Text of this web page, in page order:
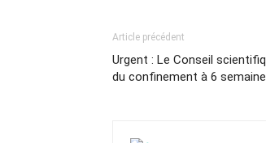
Article précédent
Urgent : Le Conseil
du confinement à 6